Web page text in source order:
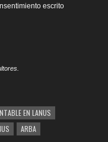
escrito
EN LANUS
ARBA